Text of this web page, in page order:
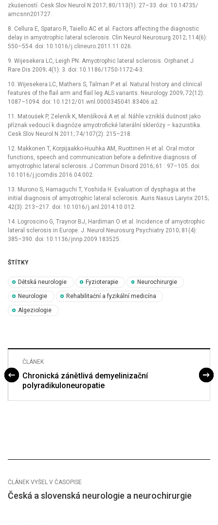
zkušeností. Cesk Slov Neurol N 2017; 80/ 113(1): 27–33. doi: 10.14735/
amcsnn201727.
8. Cellura E, Spataro R, Taiello AC et al. Factors affecting the dia­gnostic
delay in amyotrophic lateral sclerosis. Clin Neurol Neurosurg 2012; 114(6):
550–554. doi: 10.1016/ j.clineuro.2011.11.026.
9. Wijesekera LC, Leigh PN. Amyotrophic lateral sclerosis. Orphanet J
Rare Dis 2009; 4(1): 3. doi: 10.1186/ 1750-1172-4-3.
10. Wijesekera LC, Mathers S, Talman P et al. Natural history and clinical
features of the flail arm and flail leg ALS variants. Neurology 2009; 72(12):
1087–1094. doi: 10.1212/ 01.wnl.0000345041.83406.a2.
11. Matoušek P, Zeleník K, Menšíková A et al. Náhle vzniklá dušnost jako
příznak vedoucí k dia­gnóze amyotrofické laterální sklerózy –⁠ kazuistika.
Cesk Slov Neurol N 2011; 74/ 107(2): 215–218.
12. Makkonen T, Korpijaakko-Huuhka AM, Ruottinen H et al. Oral motor
functions, speech and communication before a definitive dia­gnosis of
amyotrophic lateral sclerosis. J Commun Disord 2016; 61 : 97–105. doi:
10.1016/ j.jcomdis.2016.04.002.
13. Murono S, Hamaguchi T, Yoshida H. Evaluation of dysphagia at the
initial dia­gnosis of amyotrophic lateral sclerosis. Auris Nasus Larynx 2015;
42(3): 213–217. doi: 10.1016/ j.anl.2014.10.012.
14. Logroscino G, Traynor BJ, Hardiman O et al. Incidence of amyotrophic
lateral sclerosis in Europe. J. Neurol Neurosurg Psychiatry 2010; 81(4):
385–390. doi: 10.1136/ jnnp.2009.183525.
ŠTÍTKY
Dětská neurologie Fyzioterapie Neurochirurgie
Neurologie Rehabilitační a fyzikální medicína
Algeziologie
ČLÁNEK
Chronická zánětlivá demyelinizační
polyradikuloneuropatie
ČLÁNEK VYŠEL V ČASOPISE
Česká a slovenská neurologie a neurochirurgie